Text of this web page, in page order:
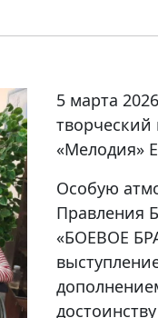
5 марта
творческий
«Мелодия»
Особую
Правления
«БОЕВОЕ